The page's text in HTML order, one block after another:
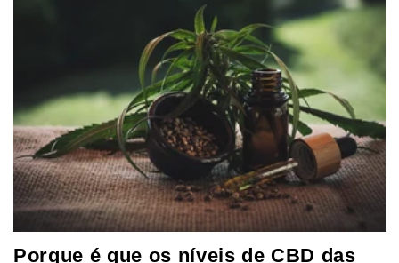
Porque é que os níveis de CBD das